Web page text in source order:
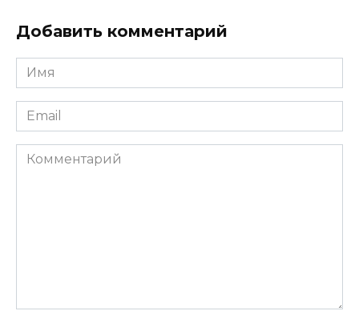
Добавить комментарий
Имя
Email
Комментарий